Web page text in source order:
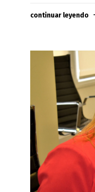
continuar leyendo